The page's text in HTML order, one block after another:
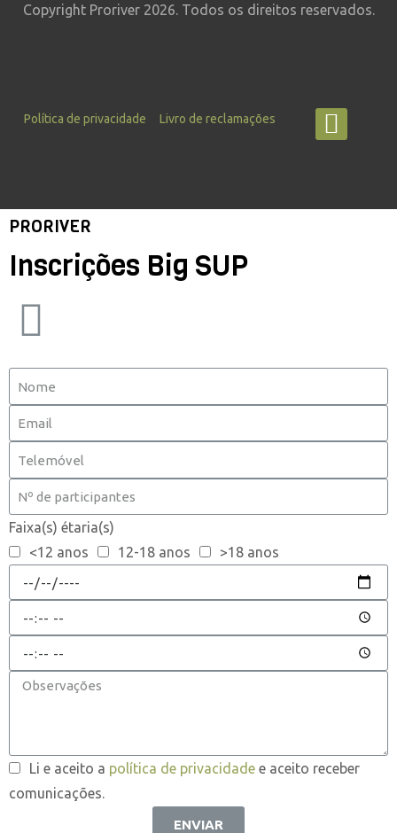
Copyright Proriver 2026. Todos os direitos reservados.
Política de privacidade Livro de reclamações
PRORIVER
Inscrições Big SUP
Faixa(s) étaria(s)
<12 anos
12-18 anos >18 anos
Li e aceito a política de privacidade e aceito receber
comunicações.
ENVIAR